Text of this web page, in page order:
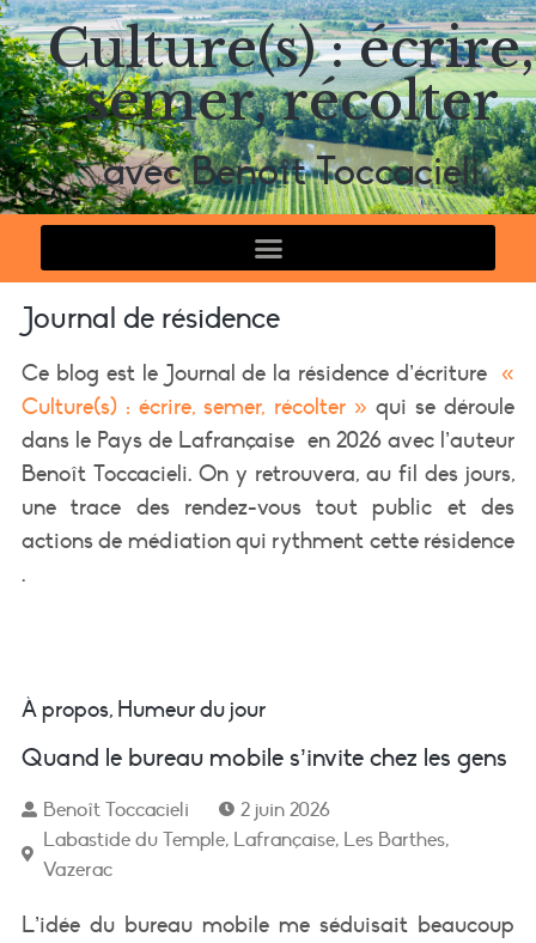
Culture(s) : écrire,
semer, récolter
avec Benoît Toccacieli
Journal de résidence
Ce blog est le Journal de la résidence d’écriture «
Culture(s) : écrire, semer, récolter » qui se déroule
dans le Pays de Lafrançaise en 2026 avec l’auteur
Benoît Toccacieli. On y retrouvera, au fil des jours,
une trace des rendez-vous tout public et des
actions de médiation qui rythment cette résidence
.
À propos, Humeur du jour
Quand le bureau mobile s’invite chez les gens
Benoît Toccacieli
2 juin 2026
Labastide du Temple, Lafrançaise, Les Barthes,
Vazerac
L’idée du bureau mobile me séduisait beaucoup